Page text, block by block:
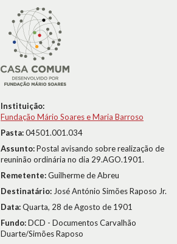
Instituição:
Fundação Mário Soares e Maria Barroso
Pasta:04501.001.034
Assunto:Postal avisando sobre realização de
reuninão ordinária no dia 29.AGO.1901.
Remetente:Guilherme de Abreu
Destinatário: José António Simões Raposo Jr.
Data:Quarta, 28 de Agosto de 1901
Fundo:DCD - Documentos Carvalhão
Duarte/Simões Raposo